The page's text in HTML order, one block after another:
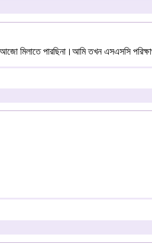
মিলাতে পারছিনা।আমি তখন এসএসসি